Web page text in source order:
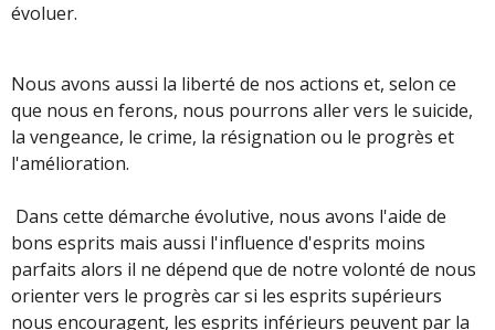
évoluer.
Nous avons aussi la liberté de nos actions et, selon ce
que nous en ferons, nous pourrons aller vers le suicide,
la vengeance, le crime, la résignation ou le progrès et
l'amélioration.
Dans cette démarche évolutive, nous avons l'aide de
bons esprits mais aussi l'influence d'esprits moins
parfaits alors il ne dépend que de notre volonté de nous
orienter vers le progrès car si les esprits supérieurs
nous encouragent, les esprits inférieurs peuvent par la